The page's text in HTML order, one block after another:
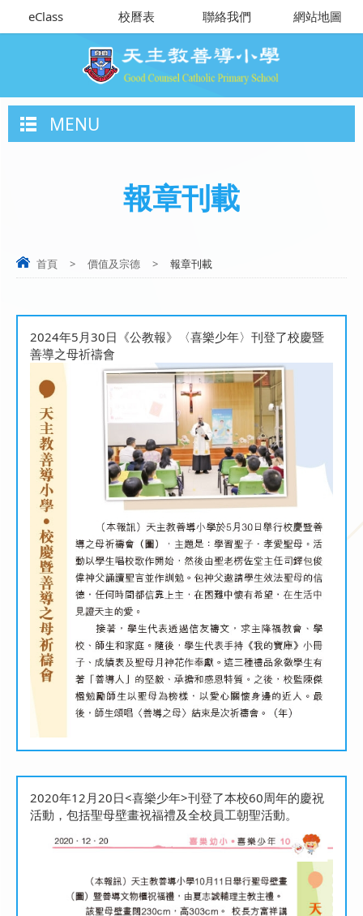
eClass 校曆表 聯絡我們 網站地圖
MENU
報章刊載
首頁 > 價值及宗德 > 報章刊載
2024年5月30日《公教報》〈喜樂少年〉刊登了校慶暨
善導之母祈禱會
2020年12月20日<喜樂少年>刊登了本校60周年的慶祝
活動，包括聖母壁畫祝福禮及全校員工朝聖活動。